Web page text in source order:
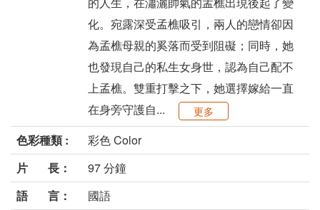
化。宛露深受孟樵吸引，兩人的戀情卻因
為孟樵母親的奚落而受到阻礙；同時，她
也發現自己的私生女身世，認為自己配不
上孟樵。雙重打擊之下，她選擇嫁給一直
在身旁守護自...
更多
色彩種類 :
彩色 Color
片 長：
97 分鐘
語 言：
國語